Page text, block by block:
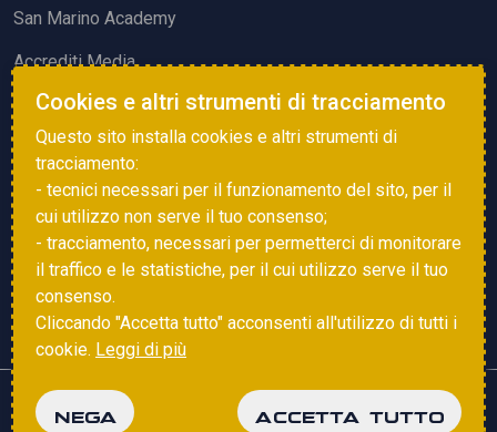
San Marino Academy
Accrediti Media
ATTIVITÀ ED EVENTI
Squadre di Calcio
Associazione Sammarinese Arbitri
Vota gol e parata
Copyright © 2025 FSGC. Tutti i diritti riservati
Cookies e altri strumenti di tracciamento
Questo sito installa cookies e altri strumenti di
tracciamento:
- tecnici necessari per il funzionamento del sito, per il
cui utilizzo non serve il tuo consenso;
- tracciamento, necessari per permetterci di monitorare
il traffico e le statistiche, per il cui utilizzo serve il tuo
consenso.
Cliccando "Accetta tutto" acconsenti all'utilizzo di tutti i
cookie. Leggi di più
NEGA ACCETTA TUTTO